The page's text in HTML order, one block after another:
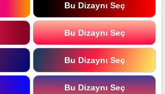
Bu Dizaynı Seç
Bu Dizaynı Seç
Bu Dizaynı Seç
Bu Dizaynı Seç